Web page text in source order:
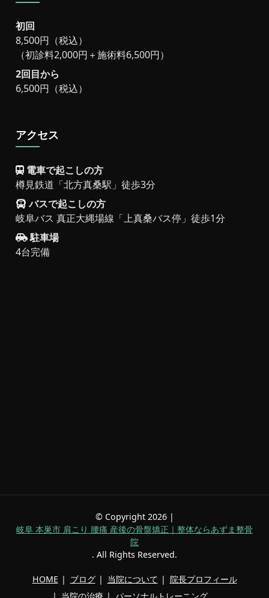
初回
8,500円（税込）
（初診料2,000円＋施術料6,500円）
2回目から
6,500円（税込）
アクセス
電車で起こしの方
樽見鉄道「北方真桑駅」徒歩3分
バスで起こしの方
岐阜バス 真正大縄場線「上真桑バス停」徒歩1分
駐車場
4台完備
© Copyright 2026 |
岐阜 本巣市 肩こり 腰痛 産後の骨盤矯正｜整体ならあずま整骨
院
. All Rights Reserved.
HOME ブログ 当院について
院長プロフィール